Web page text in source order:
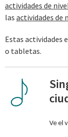
actividades de
las actividades de
Estas actividades
o tabletas.
Ve el